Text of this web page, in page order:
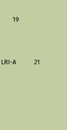
19
A 21